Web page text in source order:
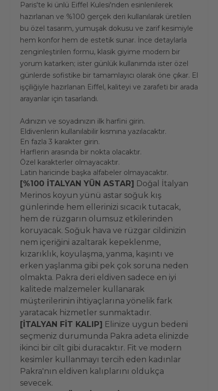
Paris'te ki ünlü Eiffel Kulesi'nden esinlenilerek
hazırlanan ve %100 gerçek deri kullanılarak üretilen
bu özel tasarım, yumuşak dokusu ve zarif kesimiyle
hem konfor hem de estetik sunar. İnce detaylarla
zenginleştirilen formu, klasik giyime modern bir
yorum katarken; ister günlük kullanımda ister özel
günlerde sofistike bir tamamlayıcı olarak öne çıkar. El
işçiliğiyle hazırlanan Eiffel, kaliteyi ve zarafeti bir arada
arayanlar için tasarlandı.
Adınızın ve soyadınızın ilk harfini girin.
Eldivenlerin kullanılabilir kısmına yazılacaktır.
En fazla 3 karakter girin.
Harflerin arasında bir nokta olacaktır.
Özel karakterler olmayacaktır.
Latin haricinde başka alfabeler olmayacaktır.
[%100 İTALYAN YÜN ASTAR] Doğal İtalyan
Merinos koyun yünü astar soğuk kış
günlerinde hem ellerinizi sıcacık tutacak,
hem de rüzgarın olumsuz etkilerinden
koruyacak. Soğuk hava ve rüzgar cildinizin
nem içeriğini azaltarak kepeklenme,
kızarıklık, koyulaşma, yanma, kaşıntı ve
erken yaşlanma gibi pek çok soruna neden
olmakta. Pakra deri eldiven sadece en iyi
kalitede malzemeler kullanarak
müşterilerinin ihtiyaçlarına yönelik fark
yaratacak hizmetler sunmaktadır.
[İTALYAN FİT KALIP] Elinize uygun bedeni
seçmeniz durumunda Pakra adeta elinizde
ikinci bir cilt gibi duracaktır. Fit ve modern
kesimler kullanmayı tercih eden kadınlar
Pakra'nın eldiven kalıplarını oldukça
sevecek.